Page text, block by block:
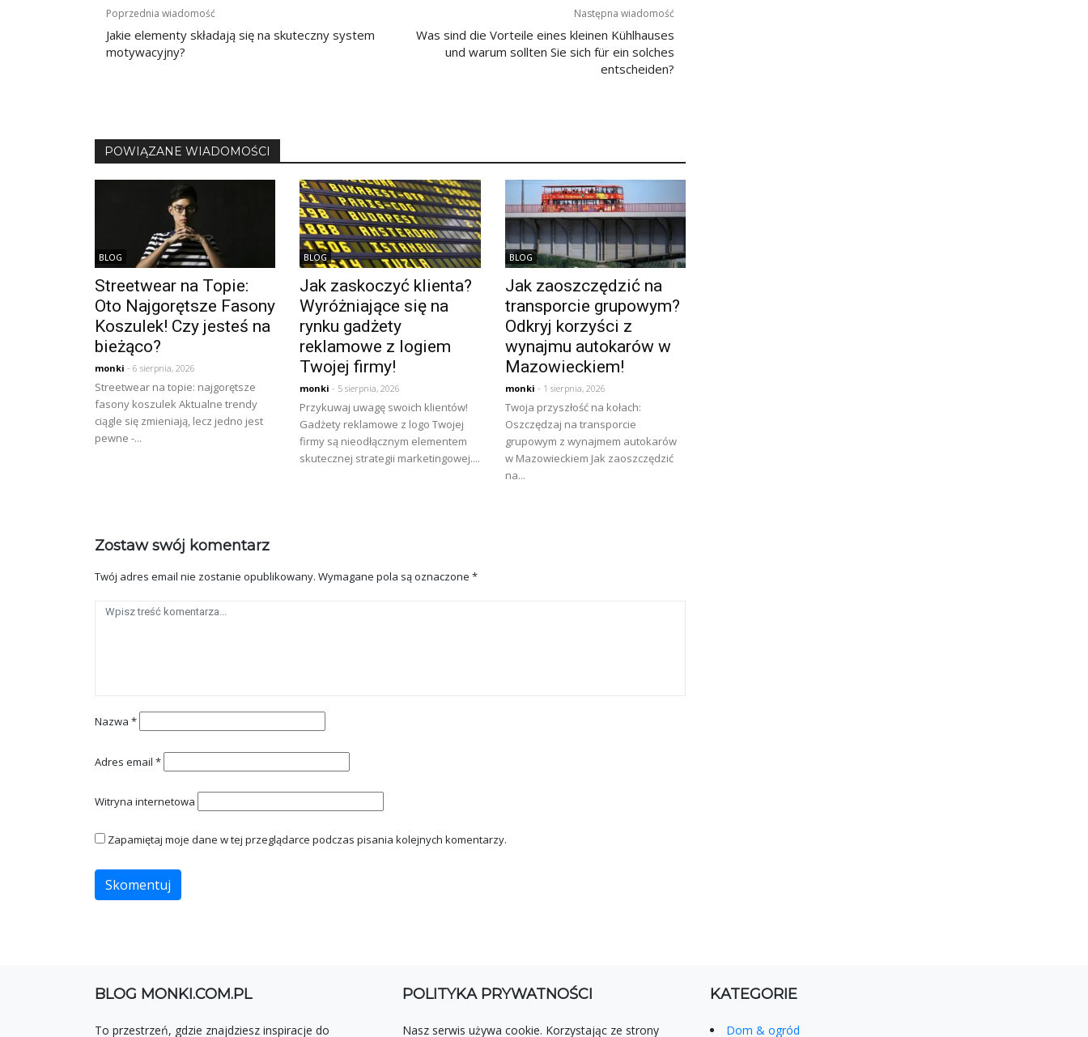
Nawigacja
wpisu
Poprzednia wiadomość
Jakie elementy składają się na skuteczny system
motywacyjny?
Następna wiadomość
Was sind die Vorteile eines kleinen Kühlhauses
und warum sollten Sie sich für ein solches
entscheiden?
POWIĄZANE WIADOMOŚCI
BLOG
Streetwear na Topie:
Oto Najgorętsze Fasony
Koszulek! Czy jesteś na
bieżąco?
monki - 6 sierpnia, 2026
Streetwear na topie: najgorętsze
fasony koszulek Aktualne trendy
ciągle się zmieniają, lecz jedno jest
pewne -...
BLOG
Jak zaskoczyć klienta?
Wyróżniające się na
rynku gadżety
reklamowe z logiem
Twojej firmy!
monki - 5 sierpnia, 2026
Przykuwaj uwagę swoich klientów!
Gadżety reklamowe z logo Twojej
firmy są nieodłącznym elementem
skutecznej strategii marketingowej....
BLOG
Jak zaoszczędzić na
transporcie grupowym?
Odkryj korzyści z
wynajmu autokarów w
Mazowieckiem!
monki - 1 sierpnia, 2026
Twoja przyszłość na kołach:
Oszczędzaj na transporcie
grupowym z wynajmem autokarów
w Mazowieckiem Jak zaoszczędzić
na...
Zostaw swój komentarz
Twój adres email nie zostanie opublikowany. Wymagane pola są oznaczone *
Nazwa *
Adres email *
Witryna internetowa
Zapamiętaj moje dane w tej przeglądarce podczas pisania kolejnych komentarzy.
BLOG MONKI.COM.PL
To przestrzeń, gdzie znajdziesz inspiracje do
POLITYKA PRYWATNOŚCI
Nasz serwis używa cookie. Korzystając ze strony
KATEGORIE
Dom & ogród